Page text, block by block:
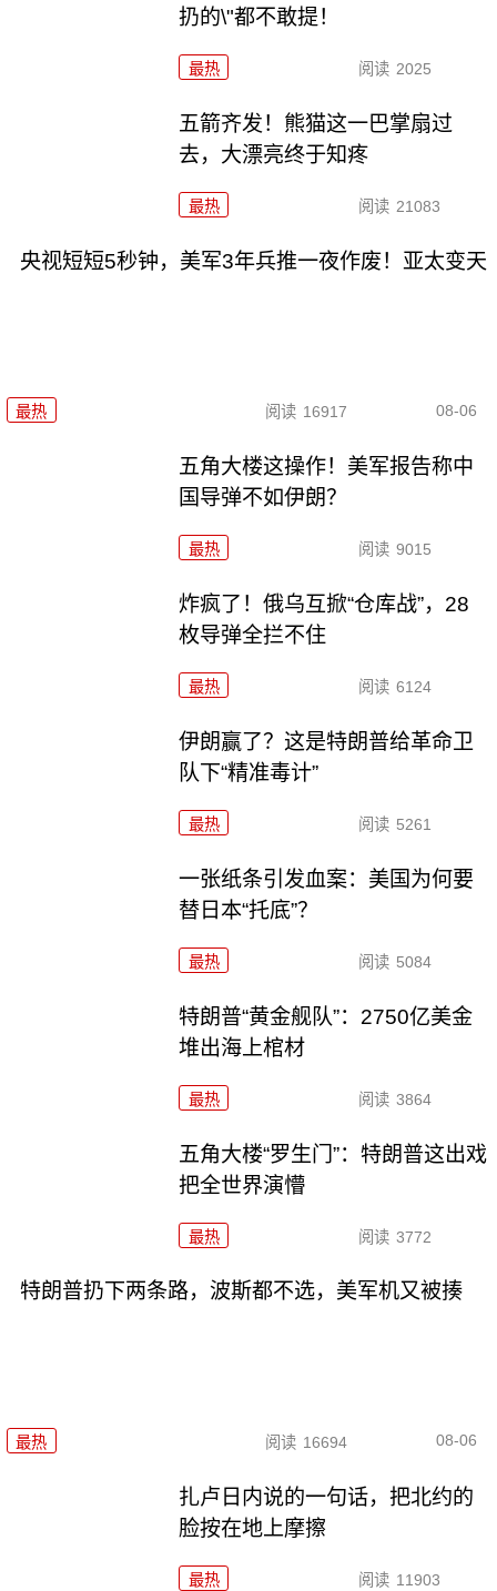
扔的\"都不敢提！
最热 阅读 2025
五箭齐发！熊猫这一巴掌扇过
去，大漂亮终于知疼
最热 阅读 21083
央视短短5秒钟，美军3年兵推一夜作废！亚太变天
最热 阅读 16917 08-06
五角大楼这操作！美军报告称中
国导弹不如伊朗？
最热 阅读 9015
炸疯了！俄乌互掀“仓库战”，28
枚导弹全拦不住
最热 阅读 6124
伊朗赢了？这是特朗普给革命卫
队下“精准毒计”
最热 阅读 5261
一张纸条引发血案：美国为何要
替日本“托底”？
最热 阅读 5084
特朗普“黄金舰队”：2750亿美金
堆出海上棺材
最热 阅读 3864
五角大楼“罗生门”：特朗普这出戏
把全世界演懵
最热 阅读 3772
特朗普扔下两条路，波斯都不选，美军机又被揍
最热 阅读 16694 08-06
扎卢日内说的一句话，把北约的
脸按在地上摩擦
最热 阅读 11903